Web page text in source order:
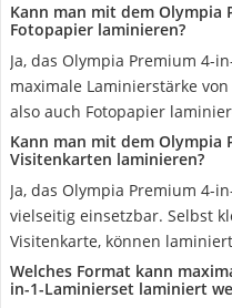
Kann man mit dem Olympia
Fotopapier laminieren?
Ja, das Olympia Premium 4-
maximale Laminierstärke
also auch Fotopapier
Kann man mit dem Olympia
Visitenkarten laminieren?
Ja, das Olympia Premium 4-
vielseitig einsetzbar. Selbst
Visitenkarte, können
Welches Format kann
in-1-Laminierset laminiert